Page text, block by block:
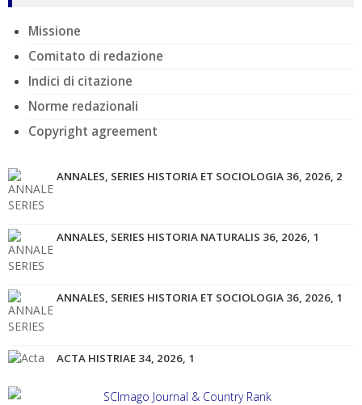
Missione
Comitato di redazione
Indici di citazione
Norme redazionali
Copyright agreement
ANNALES, SERIES HISTORIA ET SOCIOLOGIA 36, 2026, 2
ANNALES, SERIES HISTORIA NATURALIS 36, 2026, 1
ANNALES, SERIES HISTORIA ET SOCIOLOGIA 36, 2026, 1
ACTA HISTRIAE 34, 2026, 1